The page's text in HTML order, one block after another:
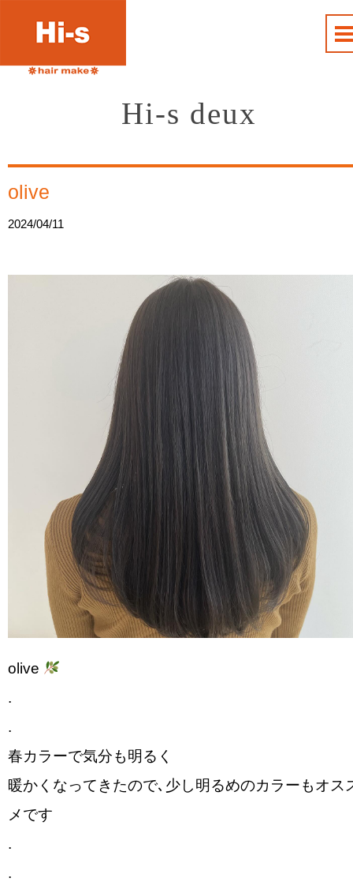
Hi-s deux
olive
2024/04/11
olive
.
.
春カラーで気分も明るく
暖かくなってきたので､少し明るめのカラーもオス
メです
.
.